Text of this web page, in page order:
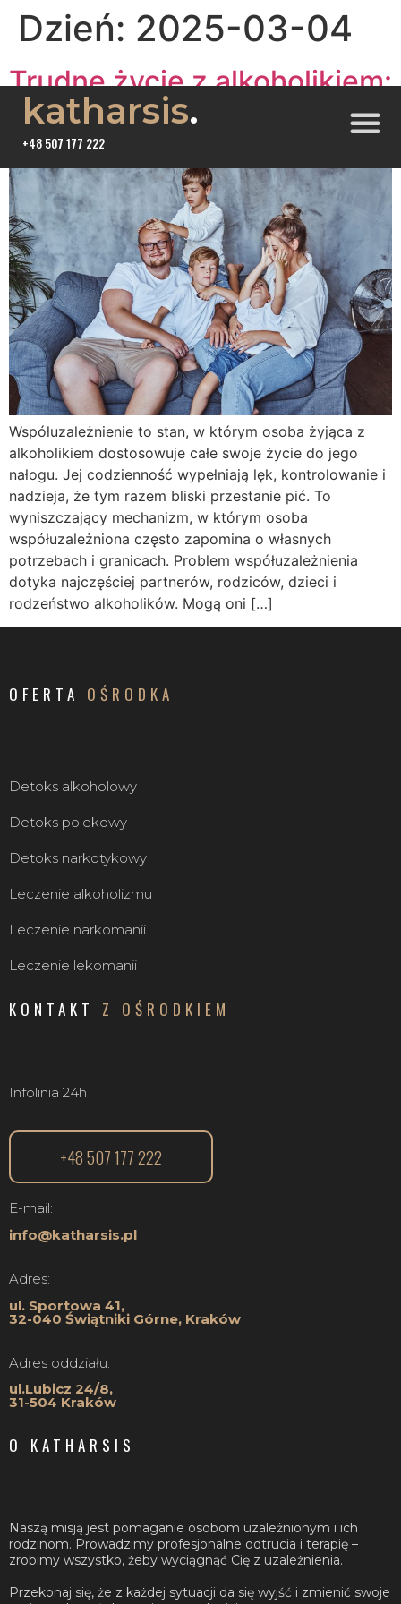
katharsis.
+48 507 177 222
Dzień: 2025-03-04
Trudne życie z alkoholikiem:
problem współuzależnienia
Współuzależnienie to stan, w którym osoba żyjąca z
alkoholikiem dostosowuje całe swoje życie do jego
nałogu. Jej codzienność wypełniają lęk, kontrolowanie i
nadzieja, że tym razem bliski przestanie pić. To
wyniszczający mechanizm, w którym osoba
współuzależniona często zapomina o własnych
potrzebach i granicach. Problem współuzależnienia
dotyka najczęściej partnerów, rodziców, dzieci i
rodzeństwo alkoholików. Mogą oni […]
OFERTA OŚRODKA
Detoks alkoholowy
Detoks polekowy
Detoks narkotykowy
Leczenie alkoholizmu
Leczenie narkomanii
Leczenie lekomanii
KONTAKT Z OŚRODKIEM
Infolinia 24h
+48 507 177 222
E-mail:
info@katharsis.pl
Adres:
ul. Sportowa 41,
32-040 Świątniki Górne, Kraków
Adres oddziału:
ul.Lubicz 24/8,
31-504 Kraków
O KATHARSIS
Naszą misją jest pomaganie osobom uzależnionym i ich
rodzinom. Prowadzimy profesjonalne odtrucia i terapię –
zrobimy wszystko, żeby wyciągnąć Cię z uzależnienia.
Przekonaj się, że z każdej sytuacji da się wyjść i zmienić swoje